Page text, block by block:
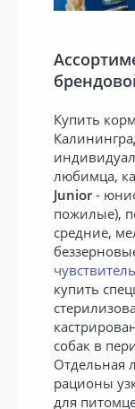
Купить
любимца,
Junior-
пожилые),
средние,
купить
собак в
Отдельная
рационы
для